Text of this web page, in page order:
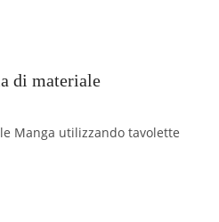
di materiale
Manga utilizzando tavolette